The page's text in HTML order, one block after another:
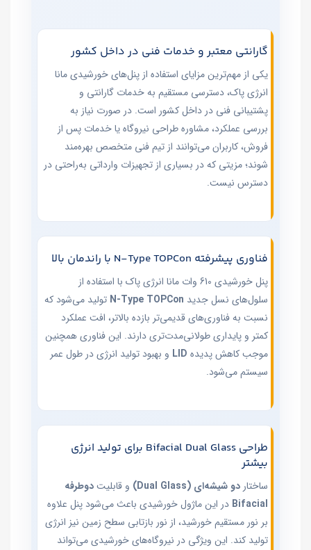
گارانتی معتبر و خدمات فنی در داخل کشور
یکی از مهم‌ترین مزایای استفاده از پنل‌های خورشیدی مانا
انرژی پاک، دسترسی مستقیم به خدمات گارانتی و
پشتیبانی فنی در داخل کشور است. در صورت نیاز به
بررسی عملکرد، مشاوره طراحی نیروگاه یا خدمات پس از
فروش، کاربران می‌توانند از تیم فنی متخصص بهره‌مند
شوند؛ مزیتی که در بسیاری از تجهیزات وارداتی به‌راحتی در
دسترس نیست.
فناوری پیشرفته N‑Type TOPCon با راندمان بالا
پنل خورشیدی 610 وات مانا انرژی پاک با استفاده از
سلول‌های نسل جدید N‑Type TOPCon تولید می‌شود که
نسبت به فناوری‌های قدیمی‌تر بازده بالاتر، افت عملکرد
کمتر و پایداری طولانی‌مدت‌تری دارند. این فناوری همچنین
موجب کاهش پدیده LID و بهبود تولید انرژی در طول عمر
سیستم می‌شود.
طراحی Bifacial Dual Glass برای تولید انرژی
بیشتر
ساختار دو شیشه‌ای (Dual Glass) و قابلیتدوطرفه
Bifacial در این ماژول خورشیدی باعث می‌شود پنل علاوه
بر نور مستقیم خورشید، از نور بازتابی سطح زمین نیز انرژی
تولید کند. این ویژگی در نیروگاه‌های خورشیدی می‌تواند